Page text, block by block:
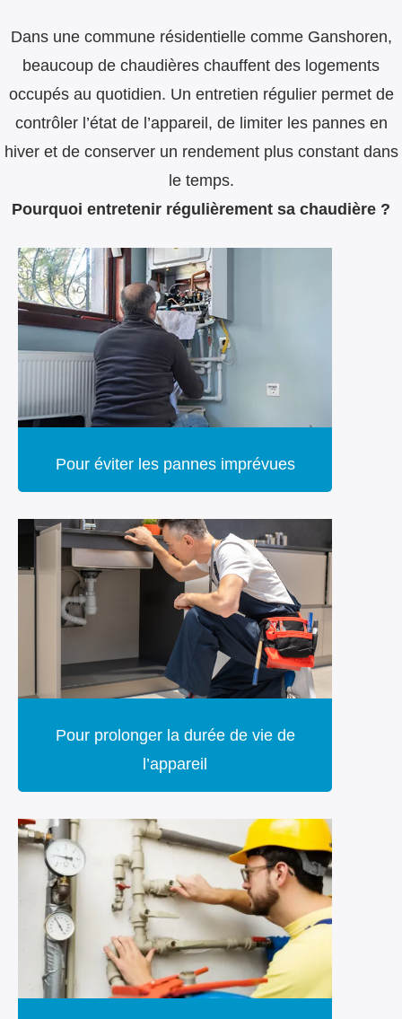
Dans une commune résidentielle comme Ganshoren,
beaucoup de chaudières chauffent des logements
occupés au quotidien. Un entretien régulier permet de
contrôler l’état de l’appareil, de limiter les pannes en
hiver et de conserver un rendement plus constant dans
le temps.
Pourquoi entretenir régulièrement sa chaudière ?
Pour éviter les pannes imprévues
Pour prolonger la durée de vie de
l’appareil